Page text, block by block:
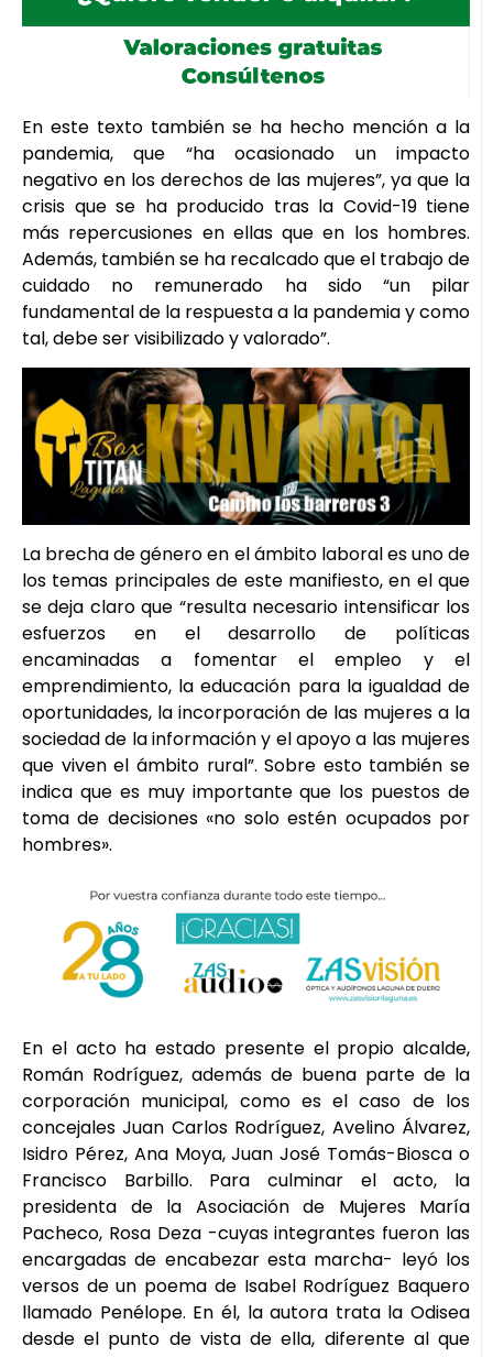
En este texto también se ha hecho mención a la
pandemia, que “ha ocasionado un impacto
negativo en los derechos de las mujeres”, ya que la
crisis que se ha producido tras la Covid-19 tiene
más repercusiones en ellas que en los hombres.
Además, también se ha recalcado que el trabajo de
cuidado no remunerado ha sido “un pilar
fundamental de la respuesta a la pandemia y como
tal, debe ser visibilizado y valorado”.
La brecha de género en el ámbito laboral es uno de
los temas principales de este manifiesto, en el que
se deja claro que “resulta necesario intensificar los
esfuerzos en el desarrollo de políticas
encaminadas a fomentar el empleo y el
emprendimiento, la educación para la igualdad de
oportunidades, la incorporación de las mujeres a la
sociedad de la información y el apoyo a las mujeres
que viven el ámbito rural”. Sobre esto también se
indica que es muy importante que los puestos de
toma de decisiones «no solo estén ocupados por
hombres».
En el acto ha estado presente el propio alcalde,
Román Rodríguez, además de buena parte de la
corporación municipal, como es el caso de los
concejales Juan Carlos Rodríguez, Avelino Álvarez,
Isidro Pérez, Ana Moya, Juan José Tomás-Biosca o
Francisco Barbillo. Para culminar el acto, la
presidenta de la Asociación de Mujeres María
Pacheco, Rosa Deza -cuyas integrantes fueron las
encargadas de encabezar esta marcha- leyó los
versos de un poema de Isabel Rodríguez Baquero
llamado Penélope. En él, la autora trata la Odisea
desde el punto de vista de ella, diferente al que